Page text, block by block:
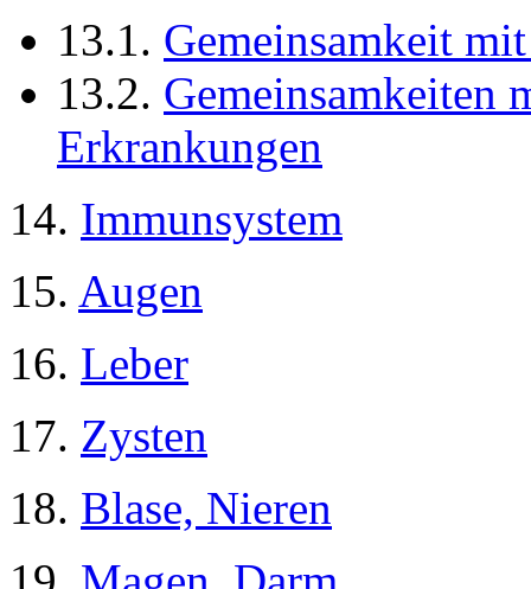
13.1. Gemeinsamkeit
13.2. Gemeinsamkeiten
Erkrankungen
14. Immunsystem
15. Augen
16. Leber
17. Zysten
18. Blase, Nieren